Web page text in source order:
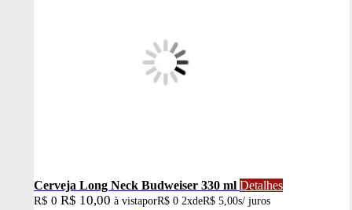
Cerveja Long Neck Budweiser 330 ml Detalhes
R$ 0 R$ 10,00 à vistaporR$ 0 2xdeR$ 5,00s/ juros